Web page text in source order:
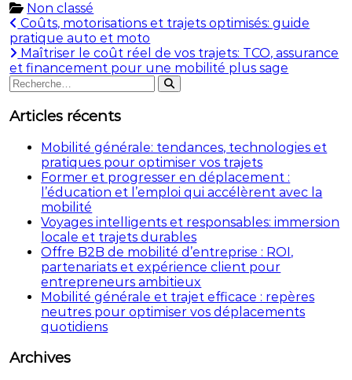
Non classé
Navigation
de
l’article
Coûts, motorisations et trajets optimisés: guide
pratique auto et moto
Maîtriser le coût réel de vos trajets: TCO, assurance
et financement pour une mobilité plus sage
Rechercher
:
Rechercher
Articles récents
Mobilité générale: tendances, technologies et
pratiques pour optimiser vos trajets
Former et progresser en déplacement :
l’éducation et l’emploi qui accélèrent avec la
mobilité
Voyages intelligents et responsables: immersion
locale et trajets durables
Offre B2B de mobilité d’entreprise : ROI,
partenariats et expérience client pour
entrepreneurs ambitieux
Mobilité générale et trajet efficace : repères
neutres pour optimiser vos déplacements
quotidiens
Archives